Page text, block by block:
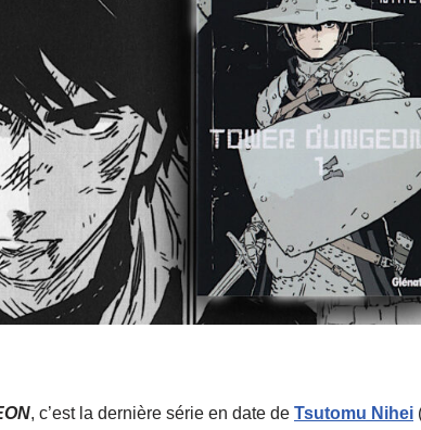
, c’est la dernière série en date de Tsutomu Nihei